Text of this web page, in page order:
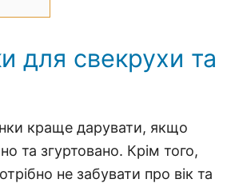
для свекрухи та
краще дарувати, якщо
та згуртовано. Крім того,
не забувати про вік та